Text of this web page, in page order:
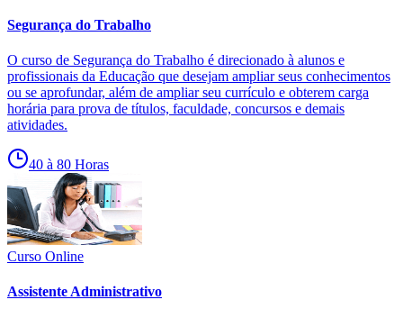
Segurança do Trabalho
O curso de Segurança do Trabalho é direcionado à alunos e
profissionais da Educação que desejam ampliar seus conhecimentos
ou se aprofundar, além de ampliar seu currículo e obterem carga
horária para prova de títulos, faculdade, concursos e demais
atividades.
40 à 80 Horas
Curso Online
Assistente Administrativo